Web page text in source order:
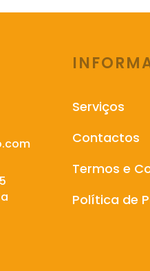
Serviços
Contactos
Termos e
Política de